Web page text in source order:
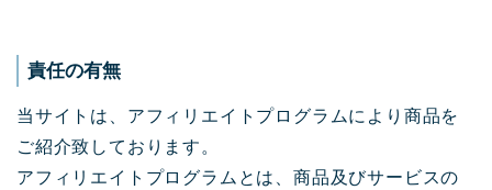
責任の有無
当サイトは、アフィリエイトプログラムにより商品を
ご紹介致しております。
アフィリエイトプログラムとは、商品及びサービスの